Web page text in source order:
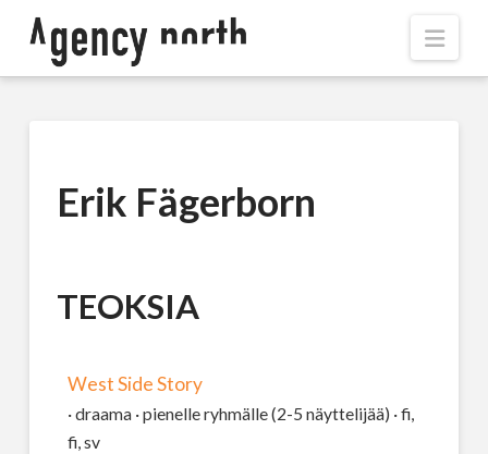
Erik Fägerborn
TEOKSIA
West Side Story
· draama · pienelle ryhmälle (2-5 näyttelijää) · fi,
fi, sv